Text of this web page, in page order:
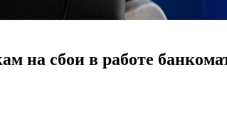
на сбои в работе